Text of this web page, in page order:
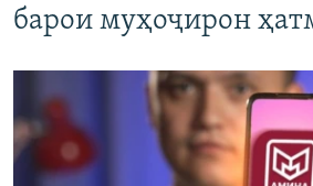
барои муҳоҷирон